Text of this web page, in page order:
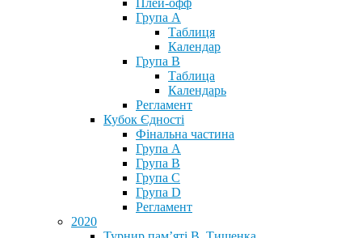
Плей-офф
Група А
Таблиця
Календар
Група В
Таблица
Календарь
Регламент
Кубок Єдності
Фінальна частина
Група А
Група В
Група С
Група D
Регламент
2020